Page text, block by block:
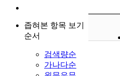
좁혀본 항목 보기
순서
검색량순
가나다순